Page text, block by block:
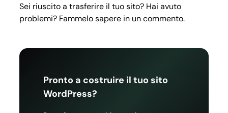
Sei riuscito a trasferire il tuo sito? Hai avuto
problemi? Fammelo sapere in un commento.
Pronto a costruire il tuo sito
WordPress?